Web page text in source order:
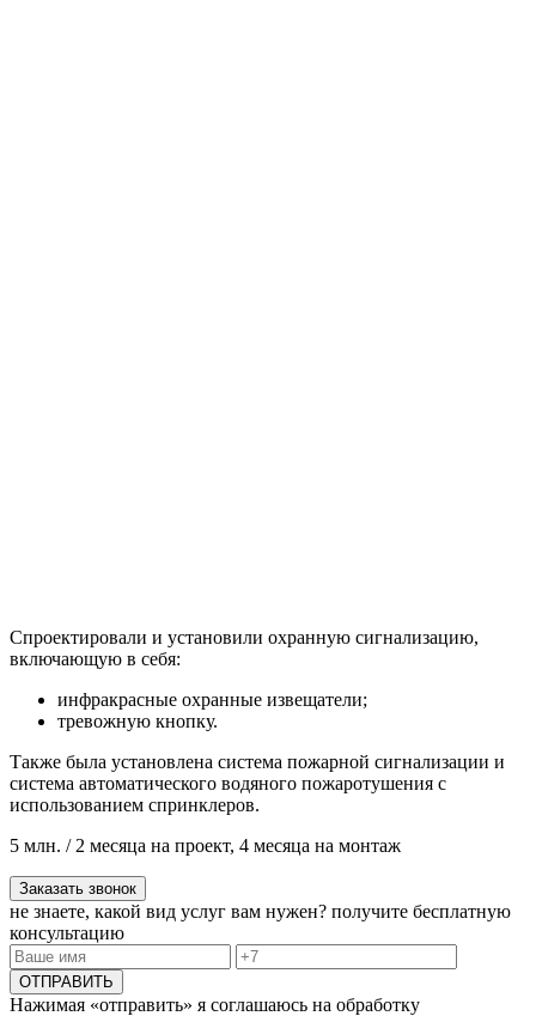
Спроектировали и установили охранную сигнализацию,
включающую в себя:
инфракрасные охранные извещатели;
тревожную кнопку.
Также была установлена система пожарной сигнализации и
система автоматического водяного пожаротушения с
использованием спринклеров.
5 млн. / 2 месяца на проект, 4 месяца на монтаж
Заказать звонок
не знаете, какой вид услуг вам нужен? получите бесплатную
консультацию
ОТПРАВИТЬ
Нажимая «отправить» я соглашаюсь на обработку